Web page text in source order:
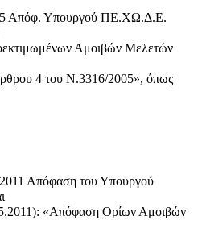
Απόφ. Υπουργού ΠΕ.ΧΩ.Δ.Ε.
Αμοιβών Μελετών
4 του Ν.3316/2005», όπως
Απόφαση του Υπουργού
«Απόφαση Ορίων Αμοιβών